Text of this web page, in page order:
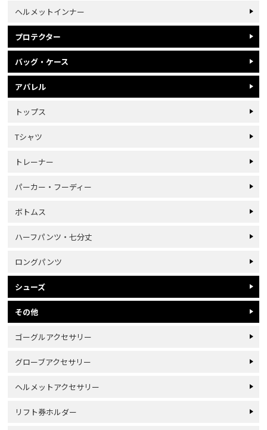
ヘルメットインナー
プロテクター
バッグ・ケース
アパレル
トップス
Tシャツ
トレーナー
パーカー・フーディー
ボトムス
ハーフパンツ・七分丈
ロングパンツ
シューズ
その他
ゴーグルアクセサリー
グローブアクセサリー
ヘルメットアクセサリー
リフト券ホルダー